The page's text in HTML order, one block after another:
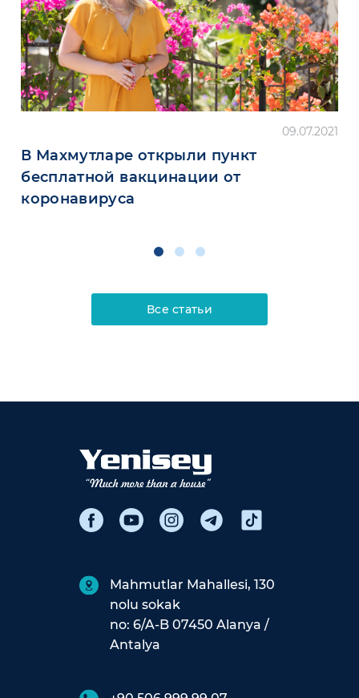
09.07.2021
В Махмутларе открыли пункт
бесплатной вакцинации от
коронавируса
Все статьи
Mahmutlar Mahallesi, 130
nolu sokak
no: 6/A-B 07450 Alanya /
Antalya